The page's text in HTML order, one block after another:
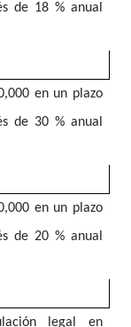
de 18 % anual
en un plazo
de 30 % anual
en un plazo
de 20 % anual
legal en